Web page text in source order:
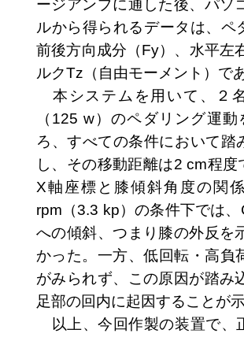
ージアンプに通した後、パソ
ルから得られるデータは、
前後方向成分（Fy）、水平左
ルクTz（自由モーメント）で
本システムを用いて、２
（125 w）のペダリング運
ろ、すべての条件において踏
し、その移動距離は2 cm程
X軸座標と膝傾斜角度の関
rpm（3.3 kp）の条件下では
への傾斜、つまり膝の外反を
かった。一方、低回転・高負
がみられず、この原因が踏み
足部の回内に起因することが
以上、今回作製の装置で、